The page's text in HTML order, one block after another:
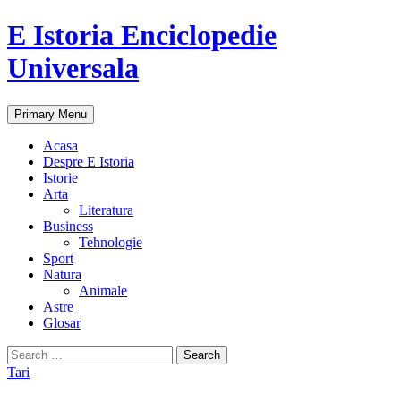
E Istoria Enciclopedie
Universala
Search
Primary Menu Skip
to
Acasa
Despre E Istoria
Istorie
Arta
Literatura
Business
Tehnologie
Sport
Natura
Animale
Astre
Glosar
Search
for:
Tari